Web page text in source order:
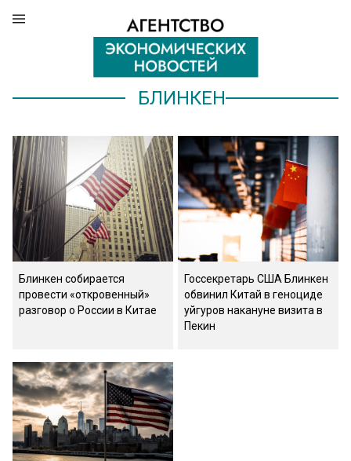
БЛИНКЕН
Блинкен собирается
провести «откровенный»
разговор о России в Китае
Госсекретарь США Блинкен
обвинил Китай в геноциде
уйгуров накануне визита в
Пекин